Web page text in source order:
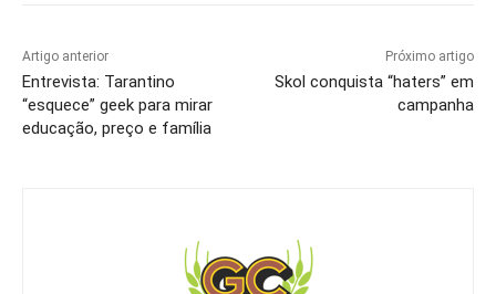
Artigo anterior
Entrevista: Tarantino
“esquece” geek para mirar
educação, preço e família
Próximo artigo
Skol conquista “haters” em
campanha